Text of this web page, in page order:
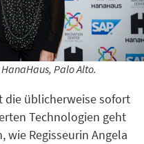
Palo Alto.
die üblicherweise sofort
Technologien geht
wie Regisseurin Angela